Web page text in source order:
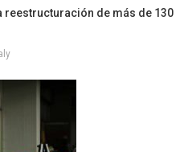
reestructuración de más de 130